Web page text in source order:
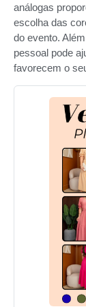
análogas
escolha das
do evento.
pessoal pode
favorecem o